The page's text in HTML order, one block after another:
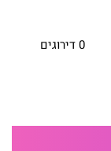
0 דירוגים